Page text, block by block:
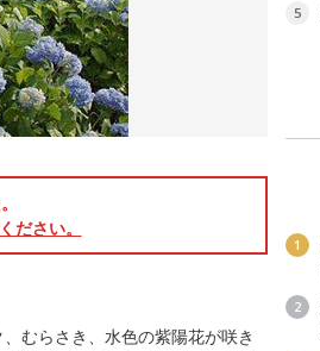
ださい。
むらさき、水色の紫陽花が咲き
5
1
2